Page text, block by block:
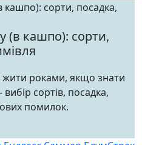
(в кашпо): сорти,
роками, якщо знати
сортів, посадка,
помилок.